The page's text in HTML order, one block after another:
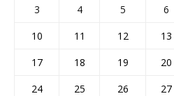
3
4 5 6
10
11 12 13
17
18 19 20
24
25 26 27